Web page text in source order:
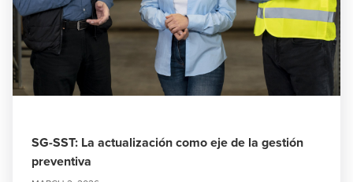
SG-SST: La actualización como eje de la gestión
preventiva